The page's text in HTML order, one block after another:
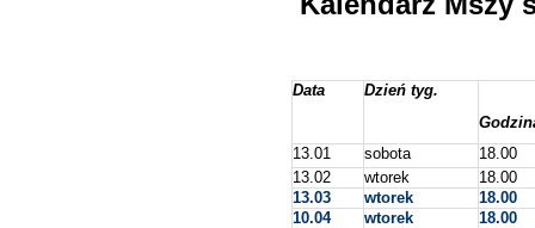
Data
Dzień tyg.
13.01
sobota
18.00
13.02
wtorek
18.00
13.03
wtorek
18.00
10.04
wtorek
18.00